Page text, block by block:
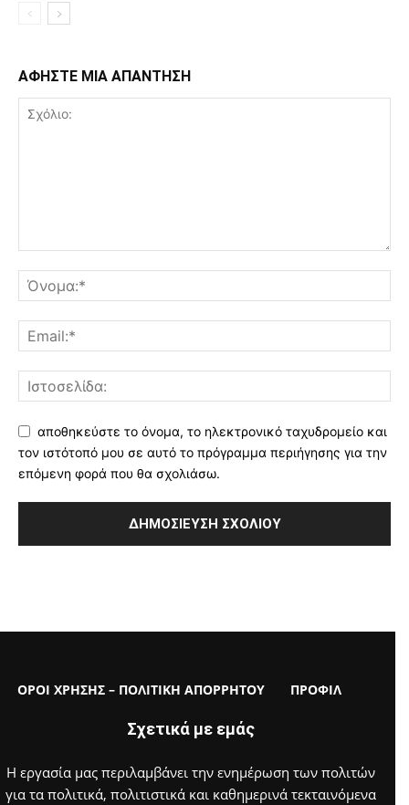
ΑΦΗΣΤΕ ΜΙΑ ΑΠΑΝΤΗΣΗ
αποθηκεύστε το όνομα, το ηλεκτρονικό ταχυδρομείο και
τον ιστότοπό μου σε αυτό το πρόγραμμα περιήγησης για την
επόμενη φορά που θα σχολιάσω.
ΟΡΟΙ ΧΡΗΣΗΣ – ΠΟΛΙΤΙΚΗ ΑΠΟΡΡΗΤΟΥ ΠΡΟΦΙΛ
Σχετικά με εμάς
Η εργασία μας περιλαμβάνει την ενημέρωση των πολιτών
για τα πολιτικά, πολιτιστικά και καθημερινά τεκταινόμενα